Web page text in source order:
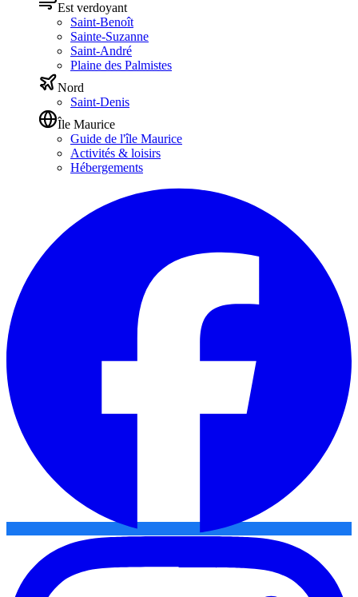
Est verdoyant
Saint-Benoît
Sainte-Suzanne
Saint-André
Plaine des Palmistes
Nord
Saint-Denis
Île Maurice
Guide de l'île Maurice
Activités & loisirs
Hébergements